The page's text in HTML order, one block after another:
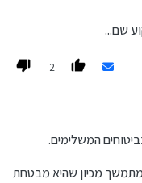
שם...
2
המשלימים.
מכיון שהיא מבטחת